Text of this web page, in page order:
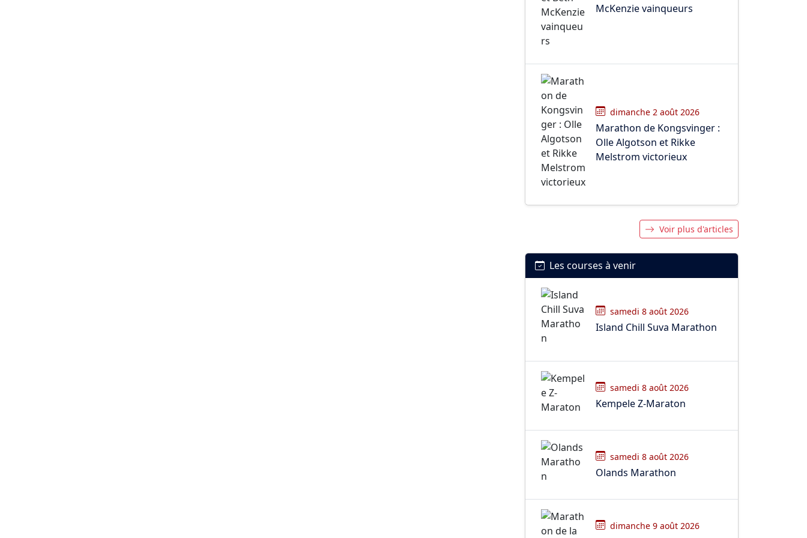
McKenzie vainqueurs
dimanche 2 août 2026
Marathon de Kongsvinger :
Olle Algotson et Rikke
Melstrom victorieux
Voir plus d'articles
Les courses à venir
samedi 8 août 2026
Island Chill Suva Marathon
samedi 8 août 2026
Kempele Z-Maraton
samedi 8 août 2026
Olands Marathon
dimanche 9 août 2026